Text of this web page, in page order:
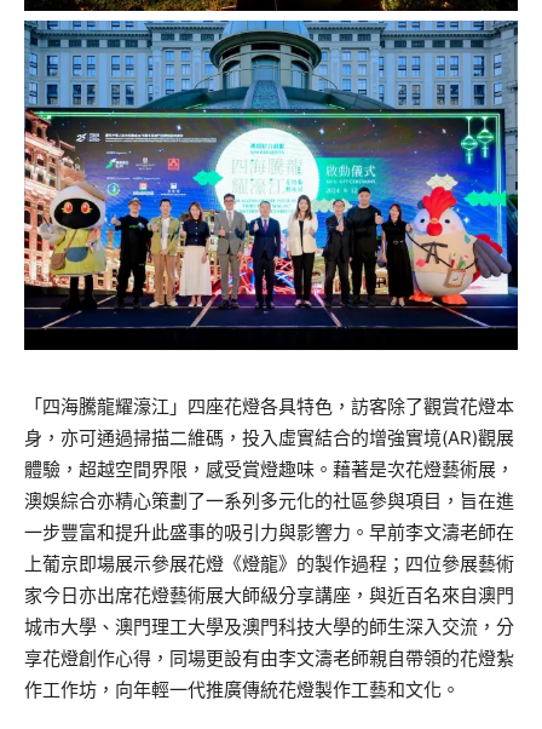
「四海騰龍耀濠江」四座花燈各具特色，訪客除了觀賞花燈本
身，亦可通過掃描二維碼，投入虛實結合的增強實境(AR)觀展
體驗，超越空間界限，感受賞燈趣味。藉著是次花燈藝術展，
澳娛綜合亦精心策劃了一系列多元化的社區參與項目，旨在進
一步豐富和提升此盛事的吸引力與影響力。早前李文濤老師在
上葡京即場展示參展花燈《燈龍》的製作過程；四位參展藝術
家今日亦出席花燈藝術展大師級分享講座，與近百名來自澳門
城市大學、澳門理工大學及澳門科技大學的師生深入交流，分
享花燈創作心得，同場更設有由李文濤老師親自帶領的花燈紮
作工作坊，向年輕一代推廣傳統花燈製作工藝和文化。